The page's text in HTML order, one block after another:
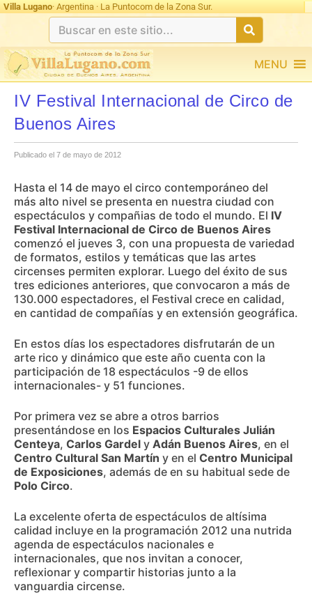
Villa Lugano· Argentina · La Puntocom de la Zona Sur.
MENU
IV Festival Internacional de Circo de
Buenos Aires
Publicado el 7 de mayo de 2012
Hasta el 14 de mayo el circo contemporáneo del
más alto nivel se presenta en nuestra ciudad con
espectáculos y compañias de todo el mundo. El IV
Festival Internacional de Circo de Buenos Aires
comenzó el jueves 3, con una propuesta de variedad
de formatos, estilos y temáticas que las artes
circenses permiten explorar. Luego del éxito de sus
tres ediciones anteriores, que convocaron a más de
130.000 espectadores, el Festival crece en calidad,
en cantidad de compañías y en extensión geográfica.
En estos días los espectadores disfrutarán de un
arte rico y dinámico que este año cuenta con la
participación de 18 espectáculos -9 de ellos
internacionales- y 51 funciones.
Por primera vez se abre a otros barrios
presentándose en los Espacios Culturales Julián
Centeya, Carlos Gardel y Adán Buenos Aires, en el
Centro Cultural San Martín y en el Centro Municipal
de Exposiciones, además de en su habitual sede de
Polo Circo.
La excelente oferta de espectáculos de altísima
calidad incluye en la programación 2012 una nutrida
agenda de espectáculos nacionales e
internacionales, que nos invitan a conocer,
reflexionar y compartir historias junto a la
vanguardia circense.